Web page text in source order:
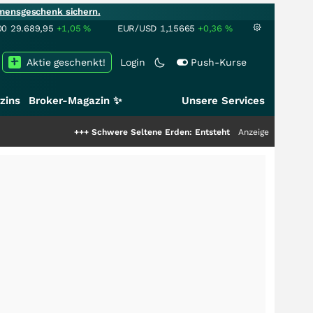
sichern.
29.689,95 +1,05% EUR/USD 1,15665 +0,36 %
Login Push-Kurse
Aktie geschenkt!
Broker-Magazin ✨ Unsere Services
Schwere Seltene Erden: Entsteht hier die nächste
Anzeige